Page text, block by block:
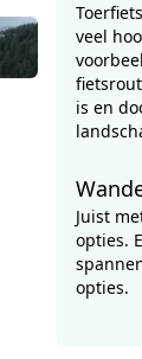
veel
is en
Juist
opties.
opties.